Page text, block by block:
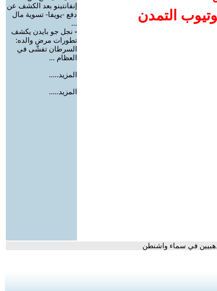
التمدن
إنفانتينو بعد الكشف عن
دفع -يويفا- تسوية مال
...
- نجل جو بايدن يكشف
تطورات مرض والده:
السرطان تفشّى في
العظام ...
المزيد.....
المزيد.....
في سماء واشنطن